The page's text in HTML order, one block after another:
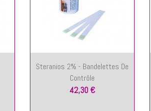
Steranios 2% - Bandelettes De
Contrôle
42,30 €